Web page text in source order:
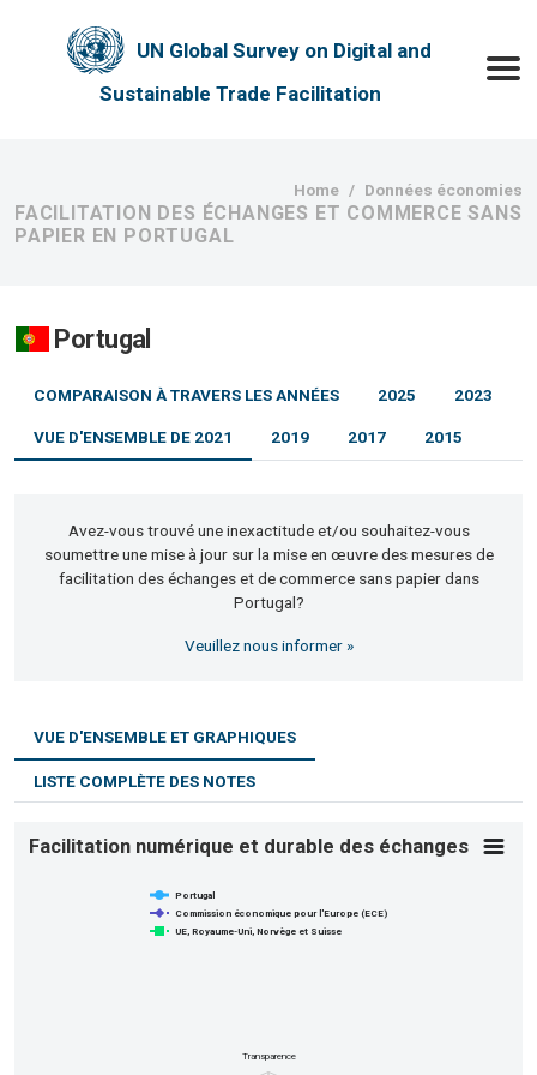
UN Global Survey on Digital and
Sustainable Trade Facilitation
Breadcrumb
Home Données économies
FACILITATION DES ÉCHANGES ET COMMERCE SANS
PAPIER EN PORTUGAL
Portugal
COMPARAISON À TRAVERS LES ANNÉES 2025 2023
VUE D'ENSEMBLE DE 2021 2019 2017 2015
Avez-vous trouvé une inexactitude et/ou souhaitez-vous
soumettre une mise à jour sur la mise en œuvre des mesures de
facilitation des échanges et de commerce sans papier dans
Portugal?
Veuillez nous informer »
VUE D'ENSEMBLE ET GRAPHIQUES
LISTE COMPLÈTE DES NOTES
Facilitation numérique et durable des
View as data table, Facilitation numérique et durable des
The chart has 1 X axis displaying categories.
Facilitation numérique et durable des échanges
Portugal
Commission économique pour l'Europe (ECE)
UE, Royaume-Uni, Norvège et Suisse
Transparence